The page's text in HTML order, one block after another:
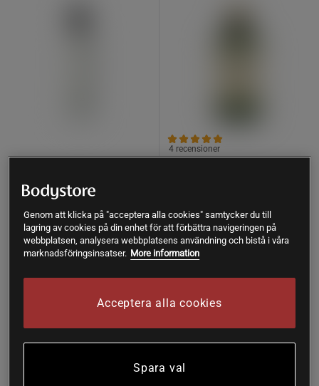
Balsam Rosemary 250 ml
249 kr Köp
4 recensioner
369 kr
Köp fler - upp till 20%
Genom att klicka på "acceptera alla cookies" samtycker du till
lagring av cookies på din enhet för att förbättra navigeringen på
webbplatsen, analysera webbplatsens användning och bistå i våra
marknadsföringsinsatser. More information
Acceptera alla cookies
Spara val